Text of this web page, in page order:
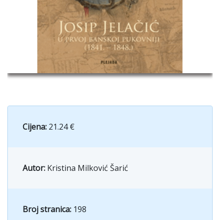
Cijena: 21.24 €
Autor: Kristina Milković Šarić
Broj stranica: 198